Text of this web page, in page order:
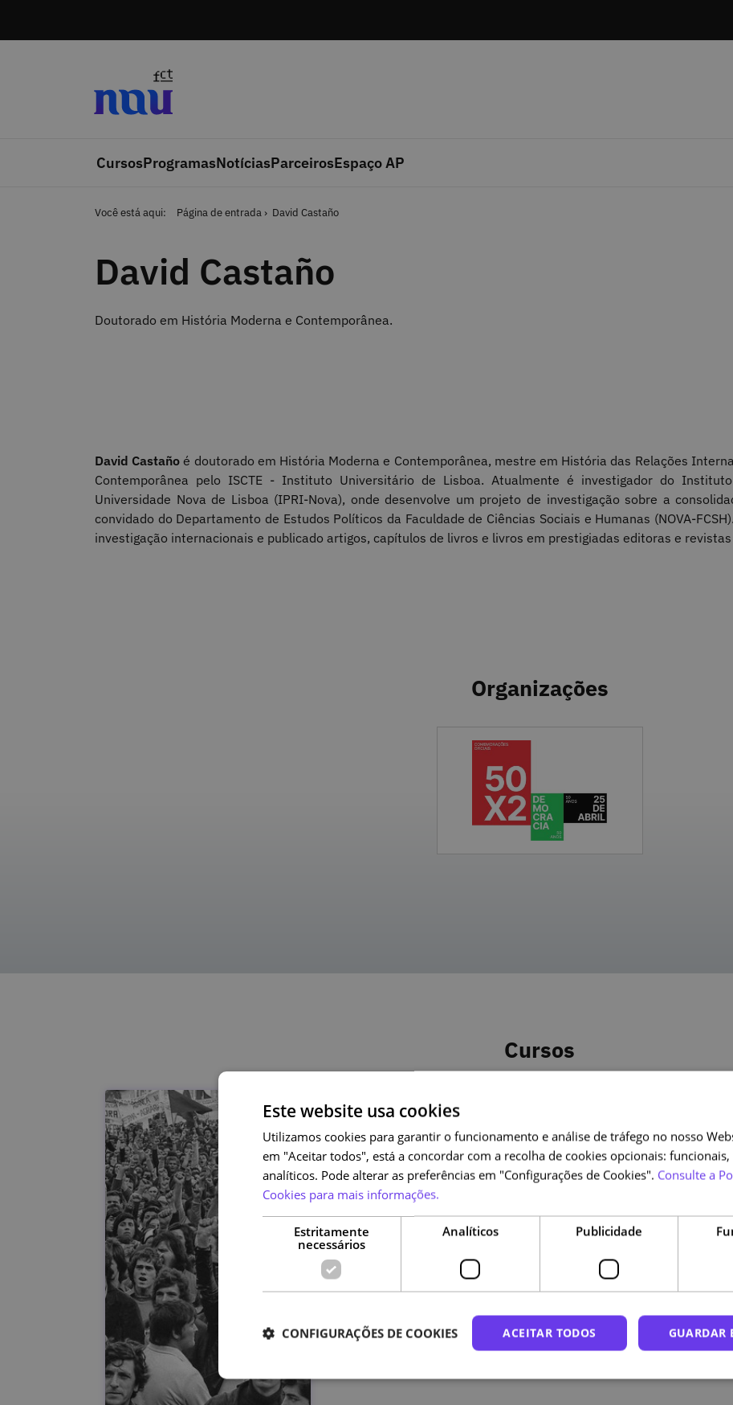
CursosProgramasNotíciasParceirosEspaço AP
Você está aqui: Página de entrada David Castaño
David Castaño
Doutorado em História Moderna e Contemporânea.
David Castaño é doutorado em História Moderna e Contemporânea, mestre em História das Relações
Contemporânea pelo ISCTE - Instituto Universitário de Lisboa. Atualmente é investigador do
Universidade Nova de Lisboa (IPRI-Nova), onde desenvolve um projeto de investigação sobre a
convidado do Departamento de Estudos Políticos da Faculdade de Ciências Sociais e Humanas (NOVA-
investigação internacionais e publicado artigos, capítulos de livros e livros em prestigiadas editoras e
Organizações
Cursos
Este website usa cookies
Utilizamos cookies para garantir o funcionamento e análise de tráfego no nosso
em "Aceitar todos", está a concordar com a recolha de cookies opcionais:
analíticos. Pode alterar as preferências em "Configurações de Cookies". Consulte a
Cookies para mais informações.
Estritamente
necessários
Analíticos Publicidade
GUARDAR
ACEITAR TODOS
CONFIGURAÇÕES DE COOKIES